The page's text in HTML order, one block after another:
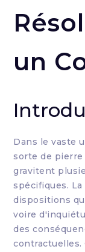
un
Dans le vaste
sorte de pierre
gravitent
spécifiques.
dispositions
voire
des
contractuelles.